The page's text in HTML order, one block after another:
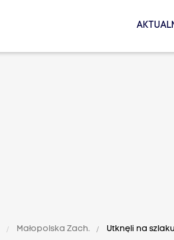
Małopolska Zach. Utknęli na